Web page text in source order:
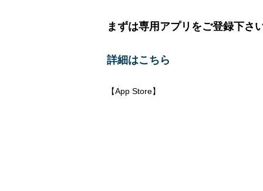
まずは専用アプリをご登録下さ
詳細はこちら
【App Store】